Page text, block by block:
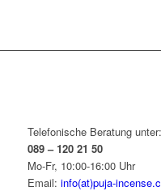
Telefonische Beratung unter:
089 – 120 21 50
Mo-Fr, 10:00-16:00 Uhr
Email: info(at)puja-